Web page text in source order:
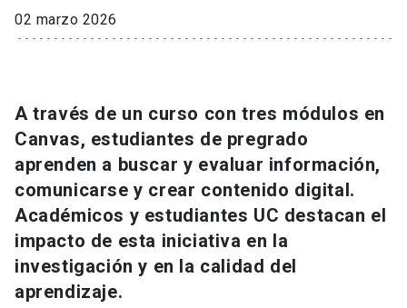
Extensión
Universidad
Información para keyboard_arrow_down
Futuros estudiantes
Estudiantes
Go to english site launch
ACCESOS DIRECTOS
Admisión launch
02 marzo 2026
A través de un curso con tres módulos en
Canvas, estudiantes de pregrado
aprenden a buscar y evaluar información,
comunicarse y crear contenido digital.
Académicos y estudiantes UC destacan el
impacto de esta iniciativa en la
investigación y en la calidad del
aprendizaje.